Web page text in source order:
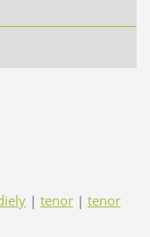
| tenor | tenor